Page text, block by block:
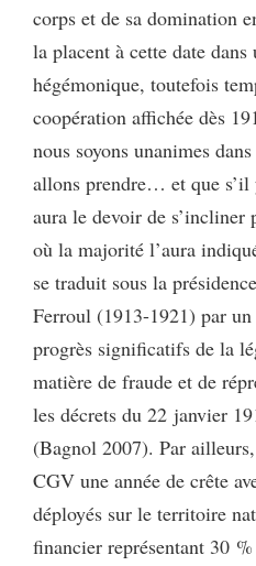
corps et de sa domination
la placent à cette date
hégémonique, toutefois
coopération affichée dès
nous soyons unanimes
allons prendre… et que
aura le devoir de s’incliner
où la majorité l’aura
se traduit sous la
Ferroul (1913-1921) par
progrès significatifs de la
matière de fraude et de
les décrets du 22 janvier
(Bagnol 2007). Par
CGV une année de crête
déployés sur le territoire
financier représentant 30